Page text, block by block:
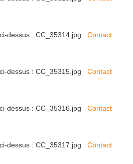
dessus : CC_35314.jpg Contact
dessus : CC_35315.jpg Contact
dessus : CC_35316.jpg Contact
dessus : CC_35317.jpg Contact